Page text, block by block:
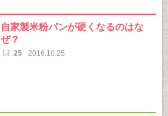
自家製米粉パンが硬くなるのはな
ぜ？
25 2016.10.25